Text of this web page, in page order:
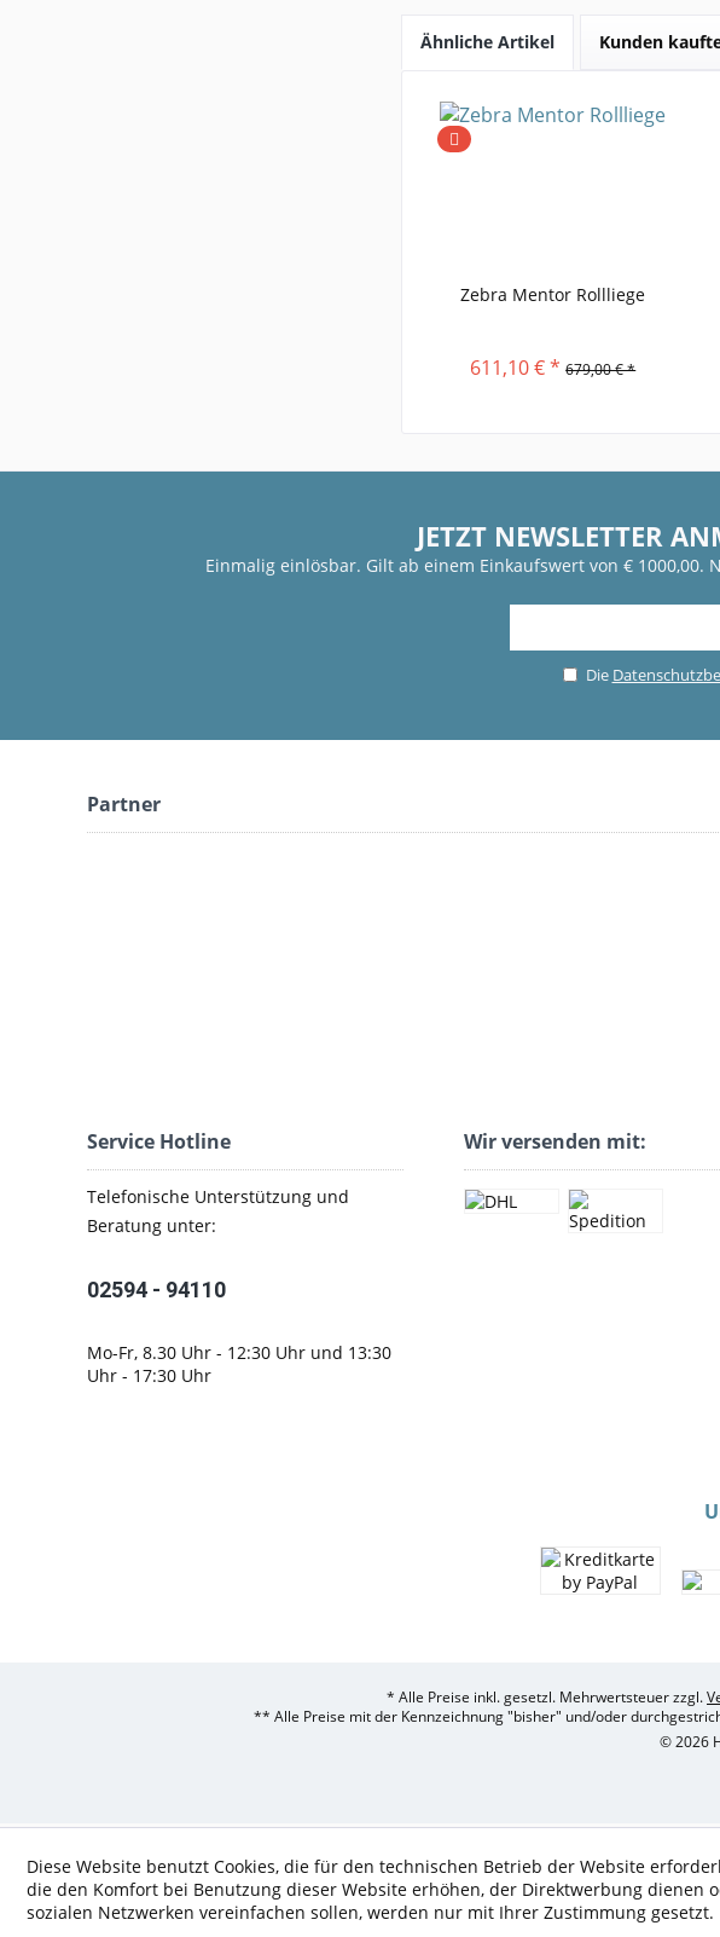
Ähnliche Artikel Kunden
Zebra Mentor Rollliege
611,10 € * 679,00 € *
JETZT NEWSLETTER
Einmalig einlösbar. Gilt ab einem Einkaufswert von €
Die
Partner
Service Hotline
Telefonische Unterstützung und
Beratung unter:
02594 - 94110
Mo-Fr, 8.30 Uhr - 12:30 Uhr und 13:30
Uhr - 17:30 Uhr
Wir versenden mit:
* Alle Preise inkl. gesetzl. Mehrwertsteuer zzgl.
** Alle Preise mit der Kennzeichnung "bisher" und/oder
© 2026
Diese Website benutzt Cookies, die für den technischen Betrieb der Website
die den Komfort bei Benutzung dieser Website erhöhen, der Direktwerbung dienen
sozialen Netzwerken vereinfachen sollen, werden nur mit Ihrer Zustimmung gesetzt.